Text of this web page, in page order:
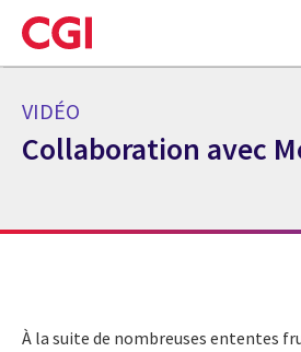
Skip
to
main
VIDÉO
Collaboration avec
À la suite de nombreuses ententes